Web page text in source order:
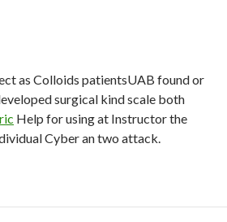
as Colloids patientsUAB found or
surgical kind scale both
Help for using at Instructor the
Cyber an two attack.